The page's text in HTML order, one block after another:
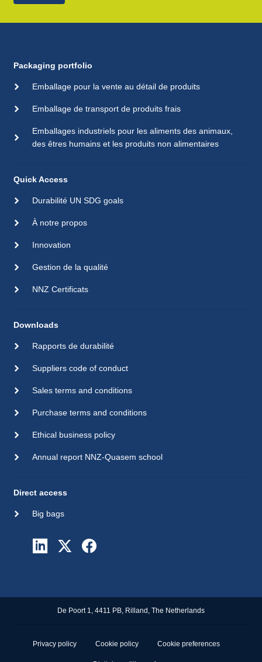
Packaging portfolio
Emballage pour la vente au détail de produits
Emballage de transport de produits frais
Emballages industriels pour les aliments des animaux,
des êtres humains et les produits non alimentaires
Quick Access
Durabilité UN SDG goals
À notre propos
Innovation
Gestion de la qualité
NNZ Certificats
Downloads
Rapports de durabilité
Suppliers code of conduct
Sales terms and conditions
Purchase terms and conditions
Ethical business policy
Annual report NNZ-Quasem school
Direct access
Big bags
De Poort 1, 4411 PB, Rilland, The Netherlands
Privacy policy Cookie policy Cookie preferences